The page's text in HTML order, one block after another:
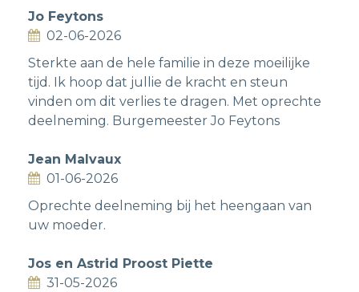
Jo Feytons
02-06-2026
Sterkte aan de hele familie in deze moeilijke
tijd. Ik hoop dat jullie de kracht en steun
vinden om dit verlies te dragen. Met oprechte
deelneming. Burgemeester Jo Feytons
Jean Malvaux
01-06-2026
Oprechte deelneming bij het heengaan van
uw moeder.
Jos en Astrid Proost Piette
31-05-2026